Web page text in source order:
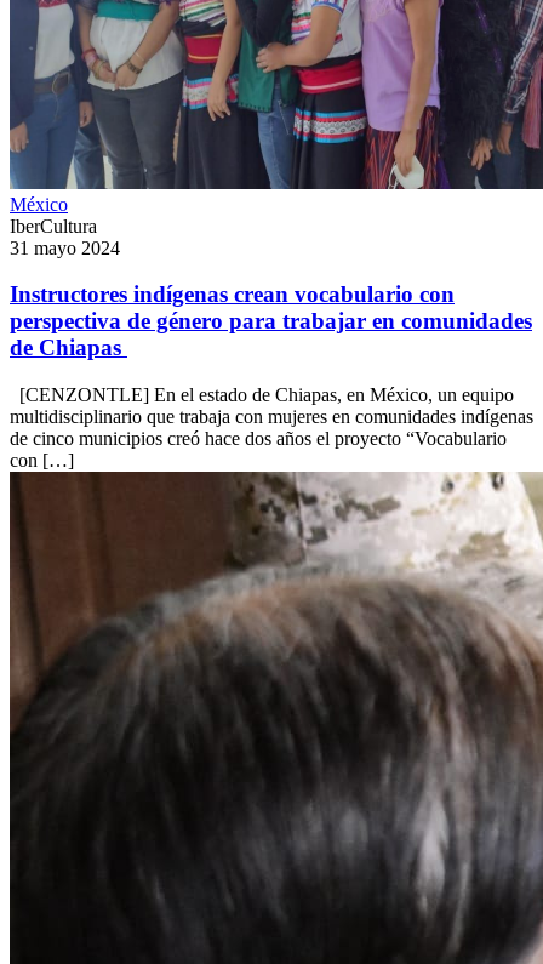
México
IberCultura
31 mayo 2024
Instructores indígenas crean vocabulario con
perspectiva de género para trabajar en comunidades
de Chiapas
[CENZONTLE] En el estado de Chiapas, en México, un equipo
multidisciplinario que trabaja con mujeres en comunidades indígenas
de cinco municipios creó hace dos años el proyecto “Vocabulario
con […]